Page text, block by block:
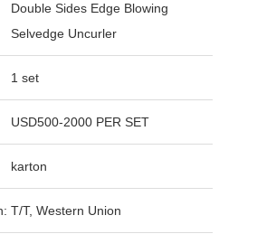
Double Sides Edge Blowing
Selvedge Uncurler
1 set
USD500-2000 PER SET
karton
T/T, Western Union